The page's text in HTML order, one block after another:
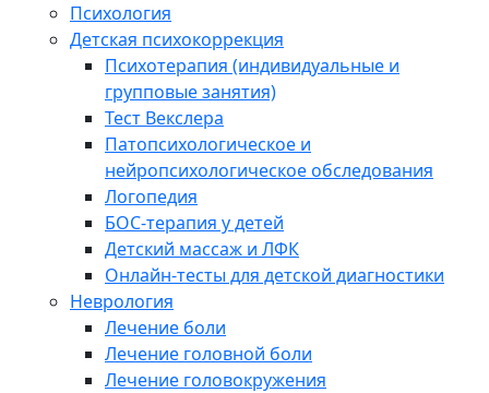
Психология
Детская психокоррекция
Психотерапия (индивидуальные и
групповые занятия)
Тест Векслера
Патопсихологическое и
нейропсихологическое обследования
Логопедия
БОС-терапия у детей
Детский массаж и ЛФК
Онлайн-тесты для детской диагностики
Неврология
Лечение боли
Лечение головной боли
Лечение головокружения